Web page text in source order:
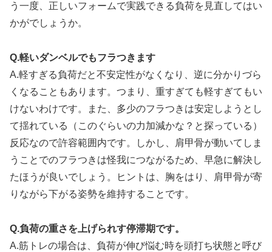
う一度、正しいフォームで実践できる負荷を見直してはい
かがでしょうか。
Q.軽いダンベルでもフラつきます
A.軽すぎる負荷だと不安定性がなくなり、逆に分かりづら
くなることもあります。つまり、重すぎても軽すぎてもい
けないわけです。また、多少のフラつきは安定しようとし
て揺れている（このぐらいの力加減かな？と探っている）
反応なので許容範囲内です。しかし、肩甲骨が動いてしま
うことでのフラつきは怪我につながるため、早急に解決し
たほうが良いでしょう。ヒントは、胸をはり、肩甲骨が寄
りながら下がる姿勢を維持することです。
Q.負荷の重さを上げられす停滞期です。
A.筋トレの場合は、負荷が伸び悩む時を頭打ち状態と呼び